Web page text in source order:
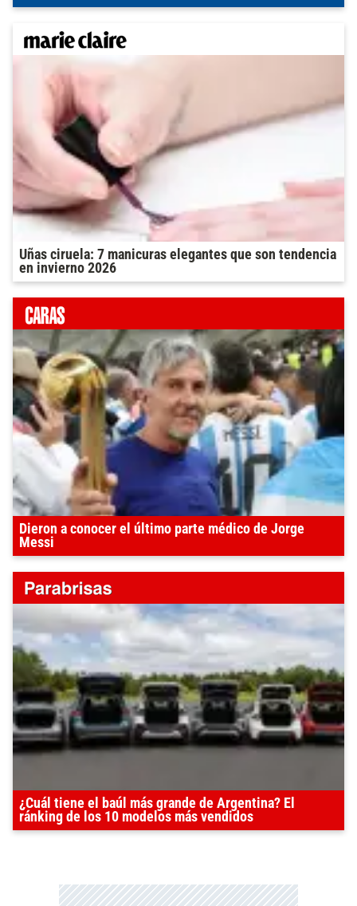
Uñas ciruela: 7 manicuras elegantes que son tendencia
en invierno 2026
Dieron a conocer el último parte médico de Jorge
Messi
¿Cuál tiene el baúl más grande de Argentina? El
ránking de los 10 modelos más vendidos